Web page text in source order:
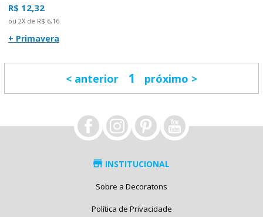
R$ 12,32
ou 2X de R$ 6,16
+ Primavera
anterior 1 próximo
INSTITUCIONAL
Sobre a Decoratons
Política de Privacidade